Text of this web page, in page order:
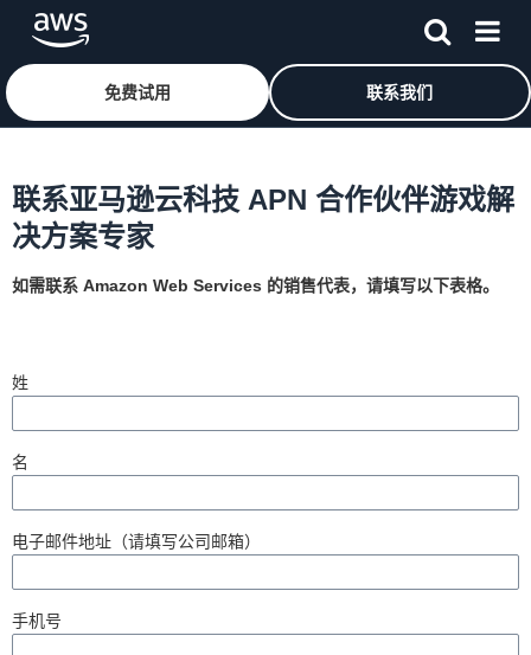
免费试用 联系我们
联系亚马逊云科技 APN 合作伙伴游戏解
决方案专家
如需联系 Amazon Web Services 的销售代表，请填写以下表格。
姓
名
电子邮件地址（请填写公司邮箱）
手机号